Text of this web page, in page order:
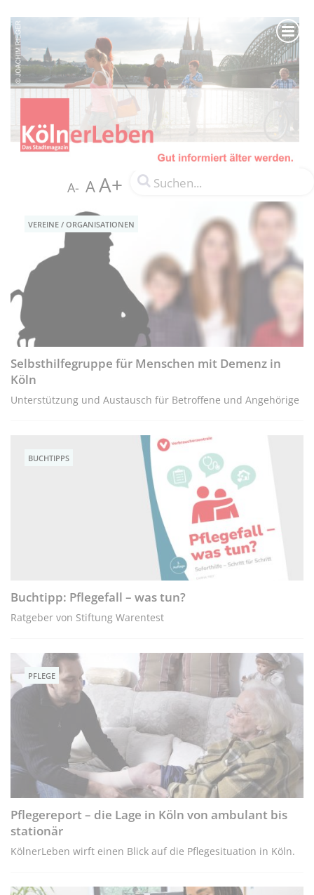
A- AA+
VEREINE / ORGANISATIONEN
Selbsthilfegruppe für Menschen mit Demenz in
Köln
Unterstützung und Austausch für Betroffene und Angehörige
BUCHTIPPS
Buchtipp: Pflegefall – was tun?
Ratgeber von Stiftung Warentest
PFLEGE
Pflegereport – die Lage in Köln von ambulant bis
stationär
KölnerLeben wirft einen Blick auf die Pflegesituation in Köln.